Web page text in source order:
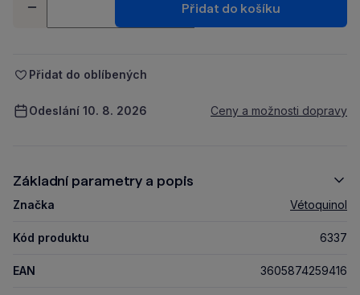
-
+
Přidat do košíku
Přidat do oblíbených
Odeslání 10. 8. 2026 Ceny a možnosti dopravy
Základní parametry a popis
Značka Vétoquinol
Kód produktu 6337
EAN 3605874259416